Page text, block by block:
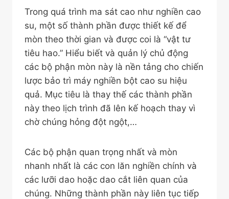
Trong quá trình ma sát cao như nghiền cao
su, một số thành phần được thiết kế để
mòn theo thời gian và được coi là “vật tư
tiêu hao.” Hiểu biết và quản lý chủ động
các bộ phận mòn này là nền tảng cho chiến
lược bảo trì máy nghiền bột cao su hiệu
quả. Mục tiêu là thay thế các thành phần
này theo lịch trình đã lên kế hoạch thay vì
chờ chúng hỏng đột ngột,…
Các bộ phận quan trọng nhất và mòn
nhanh nhất là các con lăn nghiền chính và
các lưỡi dao hoặc dao cắt liên quan của
chúng. Những thành phần này liên tục tiếp